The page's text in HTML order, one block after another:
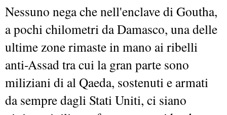
Nessuno nega che nell'enclave di Goutha,
a pochi chilometri da Damasco, una delle
ultime zone rimaste in mano ai ribelli
anti-Assad tra cui la gran parte sono
miliziani di al Qaeda, sostenuti e armati
da sempre dagli Stati Uniti, ci siano